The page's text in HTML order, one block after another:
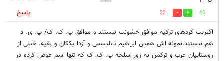
43
22
پاسخ
اکثریت کردهای ترکیه موافق خشونت نیستند و موافق پ. ک. ک/ پ. ی. د
هم نیستند.نمونه اش همین ابراهیم تاتلیسس و آزدا پککان و بقیه. خیلی از
روستاییان عرب و ترکمن به زور اسلحه پ. ک. ک که تنها اسم عوض کرده در